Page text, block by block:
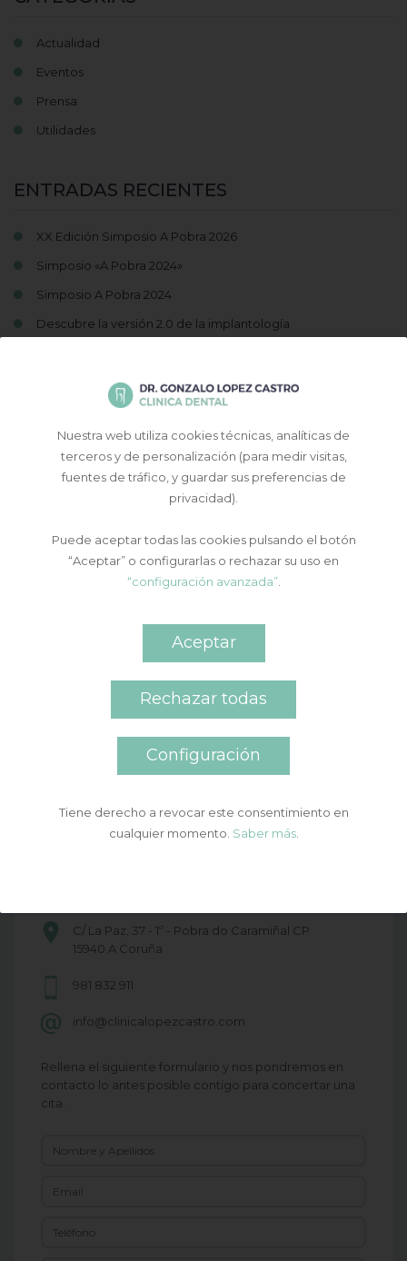
Actualidad
Eventos
Prensa
Utilidades
ENTRADAS RECIENTES
XX Edición Simposio A Pobra 2026
Simposio «A Pobra 2024»
Simposio A Pobra 2024
Descubre la versión 2.0 de la implantología
Contacto y cita previa
Puedes ponerte en contacto con nosotros a través de
C/ La Paz, 37 - 1º - Pobra do Caramiñal CP
15940 A Coruña
981 832 911
info@clinicalopezcastro.com
Rellena el siguiente formulario y nos pondremos en
contacto lo antes posible contigo para concertar una
cita.
Nuestra web utiliza cookies técnicas, analíticas de
terceros y de personalización (para medir visitas,
fuentes de tráfico, y guardar sus preferencias de
privacidad).
Puede aceptar todas las cookies pulsando el botón
“Aceptar” o configurarlas o rechazar su uso en
“configuración avanzada”.
Aceptar
Rechazar todas
Configuración
Tiene derecho a revocar este consentimiento en
cualquier momento. Saber más.